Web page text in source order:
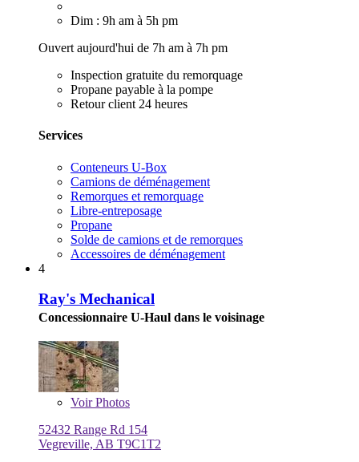
Dim : 9h am à 5h pm
Ouvert aujourd'hui de 7h am à 7h pm
Inspection gratuite du remorquage
Propane payable à la pompe
Retour client 24 heures
Services
Conteneurs U-Box
Camions de déménagement
Remorques et remorquage
Libre-entreposage
Propane
Solde de camions et de remorques
Accessoires de déménagement
4
Ray's Mechanical
Concessionnaire U-Haul dans le voisinage
VoirPhotos
52432 Range Rd 154
Vegreville, AB T9C1T2